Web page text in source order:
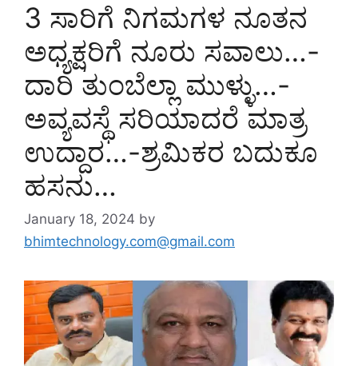
3 ಸಾರಿಗೆ ನಿಗಮಗಳ ನೂತನ
ಅಧ್ಯಕ್ಷರಿಗೆ ನೂರು ಸವಾಲು…-
ದಾರಿ ತುಂಬೆಲ್ಲಾ ಮುಳ್ಳು…-
ಅವ್ಯವಸ್ಥೆ ಸರಿಯಾದರೆ ಮಾತ್ರ
ಉದ್ದಾರ…-ಶ್ರಮಿಕರ ಬದುಕೂ
ಹಸನು…
January 18, 2024 by
bhimtechnology.com@gmail.com